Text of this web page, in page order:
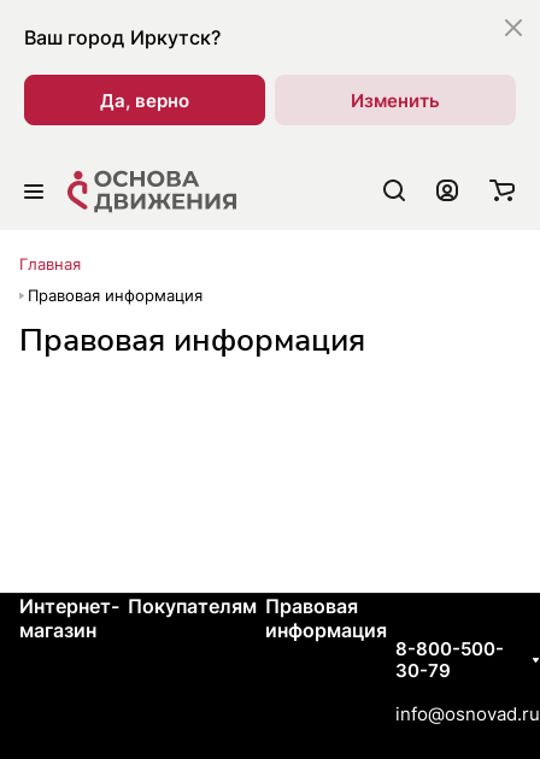
Ваш город Иркутск?
Да, верно Изменить
Главная
Правовая информация
Правовая информация
Интернет-
магазин
Покупателям Правовая
информация
8-800-500-
30-79
info@osnovad.ru